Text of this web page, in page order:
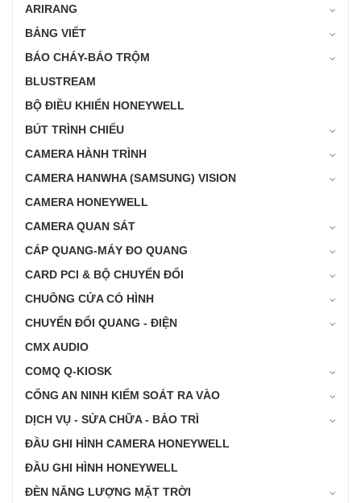
ARIRANG
BẢNG VIẾT
BÁO CHÁY-BÁO TRỘM
BLUSTREAM
BỘ ĐIỀU KHIỂN HONEYWELL
BÚT TRÌNH CHIẾU
CAMERA HÀNH TRÌNH
CAMERA HANWHA (SAMSUNG) VISION
CAMERA HONEYWELL
CAMERA QUAN SÁT
CÁP QUANG-MÁY ĐO QUANG
CARD PCI & BỘ CHUYỂN ĐỔI
CHUÔNG CỬA CÓ HÌNH
CHUYỂN ĐỔI QUANG - ĐIỆN
CMX AUDIO
COMQ Q-KIOSK
CỔNG AN NINH KIỂM SOÁT RA VÀO
DỊCH VỤ - SỬA CHỮA - BẢO TRÌ
ĐẦU GHI HÌNH CAMERA HONEYWELL
ĐẦU GHI HÌNH HONEYWELL
ĐÈN NĂNG LƯỢNG MẶT TRỜI